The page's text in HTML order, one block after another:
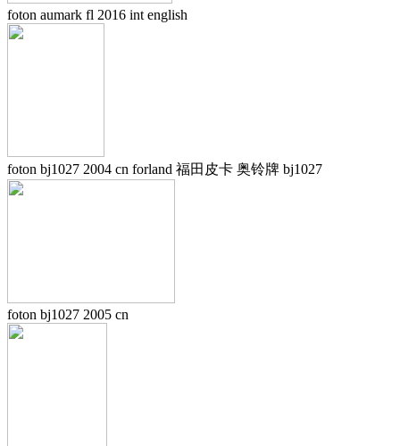
foton aumark fl 2016 int english
foton bj1027 2004 cn forland 福田皮卡 奥铃牌 bj1027
foton bj1027 2005 cn